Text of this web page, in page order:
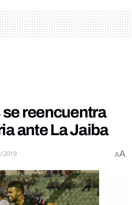
reencuentra
ante La Jaiba
2019 AA